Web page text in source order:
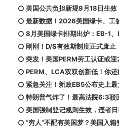
美国公共负担新规9月18日生效
最新数据！2026美国绿卡、工
8月美国绿卡排期出炉：EB-1
刚刚！D/S有效期制度正式废止
突发！美国PERM劳工认证或迎
PERM、LCA双双创新低！你还
紧急关注！新政EB5公布史上
特朗普气炸了！最高法院6:3驳
美国强制登记规则生效，违者
“穷人”不配有美国梦？美国入